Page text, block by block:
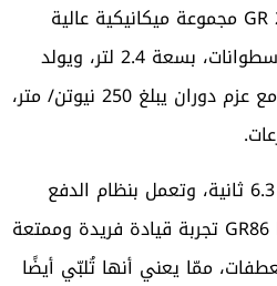
غطاء محرك تويوتا 86 GR 2023 مجموعة ميكانيكية عالية
الأداء، تضم محرك رباعي الأسطوانات، بسعة 2.4 لتر، ويولد
قوة عالية تبلغ 228 حصان، مع عزم دوران يبلغ 250 نيوتن/ متر،
وتتسارع من 0-100 كم في 6.3 ثانية، وتعمل بنظام الدفع
الخلفي، وبهذا تقدم تويوتا GR86 تجربة قيادة فريدة وممتعة
ممّا يعني أنها تُلبّي أيضًا